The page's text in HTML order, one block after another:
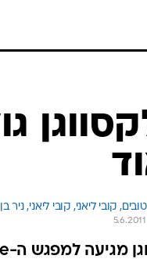
קובי ליאני, קובי ליאני, ניר